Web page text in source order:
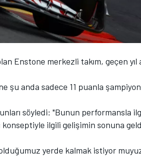
Enstone merkezli takım, geçen yıl
şu anda sadece 11 puanla
söyledi: "Bunun performansla
ilgili gelişimin sonuna
olduğumuz yerde kalmak istiyor